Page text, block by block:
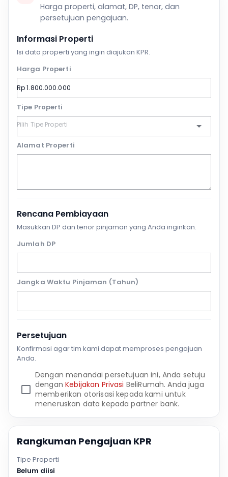
Harga properti, alamat, DP, tenor, dan
persetujuan pengajuan.
Informasi Properti
Isi data properti yang ingin diajukan KPR.
Harga Properti
Tipe Properti
Alamat Properti
Rencana Pembiayaan
Masukkan DP dan tenor pinjaman yang Anda inginkan.
Jumlah DP
Jangka Waktu Pinjaman (Tahun)
Persetujuan
Konfirmasi agar tim kami dapat memproses pengajuan
Anda.
Dengan menandai persetujuan ini, Anda setuju
denganKebijakan Privasi BeliRumah. Anda juga
memberikan otorisasi kepada kami untuk
meneruskan data kepada partner bank.
Rangkuman Pengajuan KPR
Tipe Properti
Belum diisi